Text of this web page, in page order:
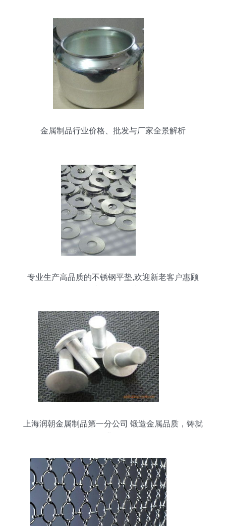
金属制品行业价格、批发与厂家全景解析
专业生产高品质的不锈钢平垫,欢迎新老客户惠顾
上海润朝金属制品第一分公司 锻造金属品质，铸就